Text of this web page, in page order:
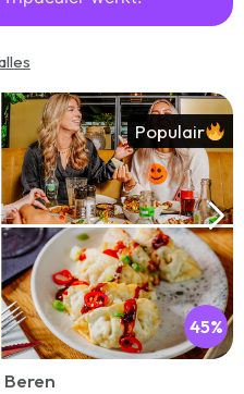
Populair
45%